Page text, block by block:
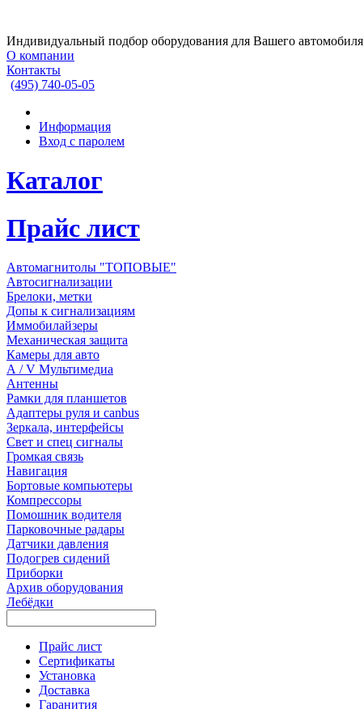
Индивидуальный подбор оборудования для Вашего автомобиля
О компании
Контакты
(495) 740-05-05
Информация
Вход с паролем
Каталог
Прайс лист
Автомагнитолы "ТОПОВЫЕ"
Автосигнализации
Брелоки, метки
Допы к сигнализациям
Иммобилайзеры
Механическая защита
Камеры для авто
А / V Мультимедиа
Антенны
Рамки для планшетов
Адаптеры руля и canbus
Зеркала, интерфейсы
Свет и спец сигналы
Громкая связь
Навигация
Бортовые компьютеры
Компрессоры
Помошник водителя
Парковочные радары
Датчики давления
Подогрев сидений
Приборки
Архив оборудования
Лебёдки
Прайс лист
Сертификаты
Установка
Доставка
Гаранития